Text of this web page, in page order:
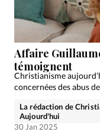
Affaire
témoignent
Christianisme
concernées des abus
La rédaction de
Aujourd'hui
30 Jan 2025